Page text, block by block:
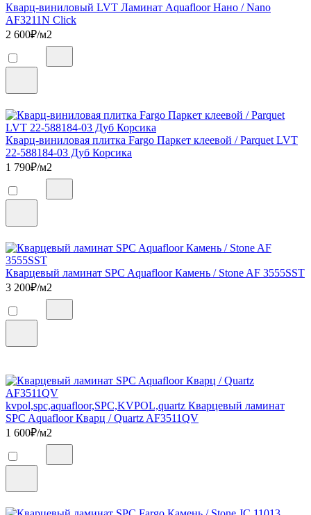
Кварц-виниловый LVT Ламинат Aquafloor Нано / Nano
AF3211N Click
2 600₽/м2
Кварц-виниловая плитка Fargo Паркет клеевой / Parquet LVT
22-588184-03 Дуб Корсика
1 790₽/м2
Кварцевый ламинат SPC Aquafloor Камень / Stone AF 3555SST
3 200₽/м2
kvpol,spc,aquafloor,SPC,KVPOL,quartz Кварцевый ламинат
SPC Aquafloor Кварц / Quartz AF3511QV
1 600₽/м2